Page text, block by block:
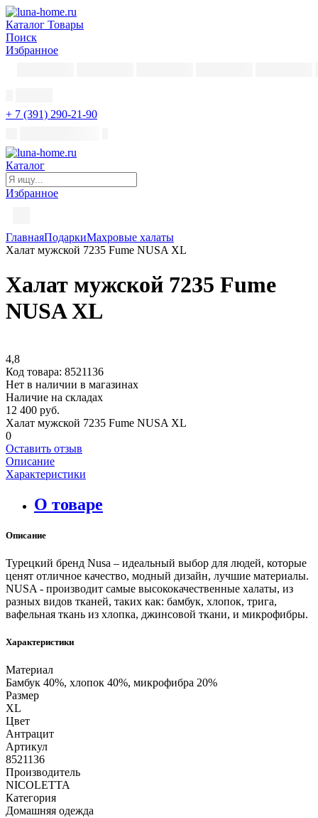
Каталог Товары
Поиск
Избранное
+ 7 (391) 290-21-90
Каталог
Избранное
ГлавнаяПодаркиМахровые халаты
Халат мужской 7235 Fume NUSA XL
Халат мужской 7235 Fume
NUSA XL
4,8
Код товара: 8521136
Нет в наличии в магазинах
Наличие на складах
12 400 руб.
Халат мужской 7235 Fume NUSA XL
0
Оставить отзыв
Описание
Характеристики
О товаре
Описание
Турецкий бренд Nusa – идеальный выбор для людей, которые
ценят отличное качество, модный дизайн, лучшие материалы.
NUSA - производит самые высококачественные халаты, из
разных видов тканей, таких как: бамбук, хлопок, трига,
вафельная ткань из хлопка, джинсовой ткани, и микрофибры.
Характеристики
Материал
Бамбук 40%, хлопок 40%, микрофибра 20%
Размер
XL
Цвет
Антрацит
Артикул
8521136
Производитель
NICOLETTA
Категория
Домашняя одежда